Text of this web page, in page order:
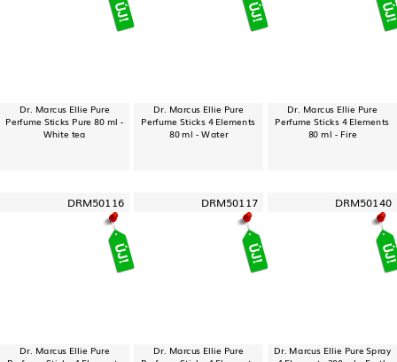
Dr. Marcus Ellie Pure
Perfume Sticks Pure 80 ml -
White tea
Dr. Marcus Ellie Pure
Perfume Sticks 4 Elements
80 ml - Water
Dr. Marcus Ellie Pure
Perfume Sticks 4 Elements
80 ml - Fire
DRM50116
Dr. Marcus Ellie Pure
DRM50117
Dr. Marcus Ellie Pure
DRM50140
Dr. Marcus Ellie Pure Spray